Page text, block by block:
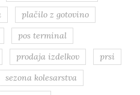
plačilo z gotovino
pos terminal
prodaja izdelkov
prsi
sezona kolesarstva